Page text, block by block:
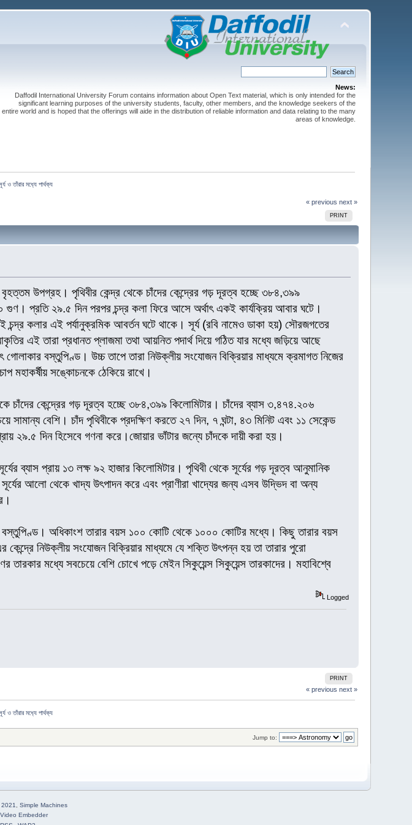
News:
Daffodil International University Forum contains information about Open Text material, which is only intended for the
significant learning purposes of the university students, faculty, other members, and the knowledge seekers of the
entire world and is hoped that the offerings will aide in the distribution of reliable information and data relating to the many
areas of knowledge.
ও তাঁরার মধ‍্যে পার্থক‍্য
« previous next »
PRINT
উপগ্রহ। পৃথিবীর কেন্দ্র থেকে চাঁদের কেন্দ্রের গড় দূরত্ব হচ্ছে ৩৮৪,৩৯৯
গুণ। প্রতি ২৯.৫ দিন পরপর চন্দ্র কলা ফিরে আসে অর্থাৎ একই কার্যক্রিয় আবার ঘটে।
চন্দ্র কলার এই পর্যানুক্রমিক আবর্তন ঘটে থাকে। সূর্য (রবি নামেও ডাকা হয়) সৌরজগতের
এই তারা প্রধানত প্লাজমা তথা আয়নিত পদার্থ দিয়ে গঠিত যার মধ্যে জড়িয়ে আছে
বস্তুপিণ্ড। উচ্চ তাপে তারা নিউক্লীয় সংযোজন বিক্রিয়ার মাধ্যমে ক্রমাগত নিজের
মহাকর্ষীয় সঙ্কোচনকে ঠেকিয়ে রাখে।
চাঁদের কেন্দ্রের গড় দূরত্ব হচ্ছে ৩৮৪,৩৯৯ কিলোমিটার। চাঁদের ব্যাস ৩,৪৭৪.২০৬
সামান্য বেশি। চাঁদ পৃথিবীকে প্রদক্ষিণ করতে ২৭ দিন, ৭ ঘন্টা, ৪৩ মিনিট এবং ১১ সেকেন্ড
২৯.৫ দিন হিসেবে গণনা করে।জোয়ার ভাঁটার জন্যে চাঁদকে দায়ী করা হয়।
ব্যাস প্রায় ১৩ লক্ষ ৯২ হাজার কিলোমিটার। পৃথিবী থেকে সূর্যের গড় দূরত্ব আনুমানিক
আলো থেকে খাদ্য উৎপাদন করে এবং প্রাণীরা খাদ্যের জন্য এসব উদ্ভিদ বা অন্য
অধিকাংশ তারার বয়স ১০০ কোটি থেকে ১০০০ কোটির মধ্যে। কিছু তারার বয়স
নিউক্লীয় সংযোজন বিক্রিয়ার মাধ্যমে যে শক্তি উৎপন্ন হয় তা তারার পুরো
তারকার মধ্যে সবচেয়ে বেশি চোখে পড়ে মেইন সিকুয়েন্স সিকুয়েন্স তারকাদের। মহাবিশ্বে
Logged
PRINT
« previous next »
ও তাঁরার মধ‍্যে পার্থক‍্য
Jump to:
Simple Machines
Embedder